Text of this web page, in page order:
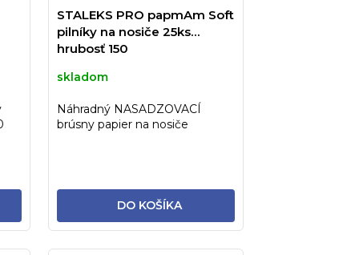
STALEKS PRO papmAm Soft
pilníky na nosiče 25ks
hrubosť 150
skladom
DO KOŠÍKA
Náhradný NASADZOVACÍ
brúsny papier na nosiče